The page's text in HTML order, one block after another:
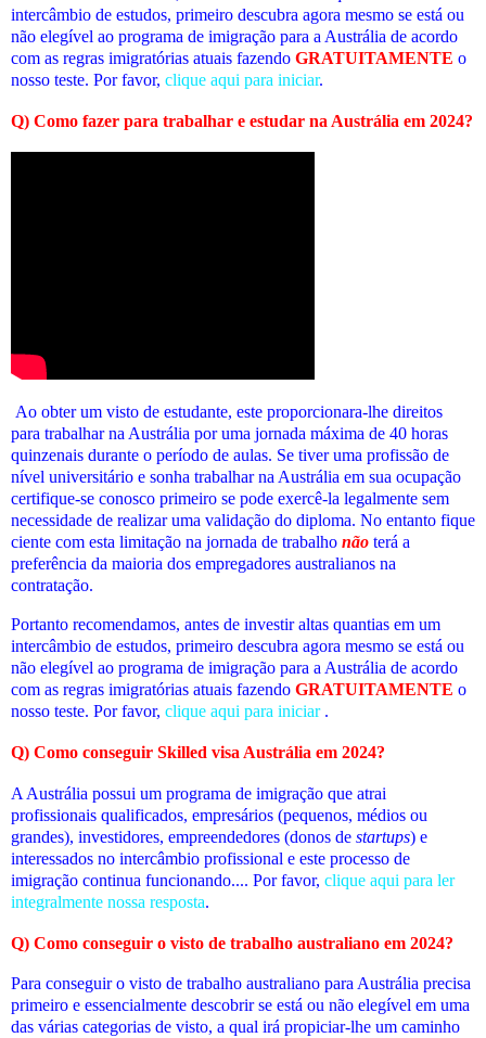
intercâmbio de estudos, primeiro descubra agora mesmo se está ou
não elegível ao programa de imigração para a Austrália de acordo
com as regras imigratórias atuais fazendo GRATUITAMENTE o
nosso teste. Por favor, clique aqui para iniciar.
Q) Como fazer para trabalhar e estudar na Austrália em 2024?
Ao obter um visto de estudante, este proporcionara-lhe direitos
para trabalhar na Austrália por uma jornada máxima de 40 horas
quinzenais durante o período de aulas. Se tiver uma profissão de
nível universitário e sonha trabalhar na Austrália em sua ocupação
certifique-se conosco primeiro se pode exercê-la legalmente sem
necessidade de realizar uma validação do diploma. No entanto fique
ciente com esta limitação na jornada de trabalho não terá a
preferência da maioria dos empregadores australianos na
contratação.
Portanto recomendamos, antes de investir altas quantias em um
intercâmbio de estudos, primeiro descubra agora mesmo se está ou
não elegível ao programa de imigração para a Austrália de acordo
com as regras imigratórias atuais fazendo GRATUITAMENTE o
nosso teste. Por favor, clique aqui para iniciar .
Q) Como conseguir Skilled visa Austrália em 2024?
A Austrália possui um programa de imigração que atrai
profissionais qualificados, empresários (pequenos, médios ou
grandes), investidores, empreendedores (donos de startups) e
interessados no intercâmbio profissional e este processo de
imigração continua funcionando.... Por favor, clique aqui para ler
integralmente nossa resposta.
Q) Como conseguir o visto de trabalho australiano em 2024?
Para conseguir o visto de trabalho australiano para Austrália precisa
primeiro e essencialmente descobrir se está ou não elegível em uma
das várias categorias de visto, a qual irá propiciar-lhe um caminho